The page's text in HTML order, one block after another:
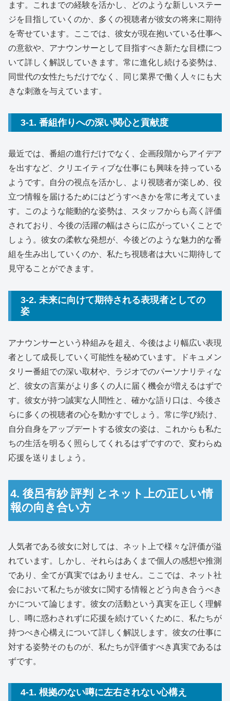
ます。これまでの経験を活かし、どのような新しいステー
ジを目指していくのか、多くの視聴者が彼女の将来に期待
を寄せています。ここでは、彼女が現在抱いている仕事へ
の意欲や、アナウンサーとして目指すべき新たな目標につ
いて詳しく解説していきます。常に進化し続ける姿勢は、
同世代の女性たちだけでなく、同じ業界で働く人々にも大
きな刺激を与えています。
3-1. 番組作りへの深い関心と貢献度
最近では、番組の進行だけでなく、企画段階からアイデア
を出すなど、クリエイティブな仕事にも興味を持っている
ようです。自分の視点を活かし、より視聴者が楽しめ、役
立つ情報を届けるためにはどうすべきかを常に考えていま
す。このような能動的な姿勢は、スタッフからも高く評価
されており、今後の活躍の幅はさらに広がっていくことで
しょう。彼女の柔軟な発想が、今後どのような魅力的な番
組を生み出していくのか、私たち視聴者は大いに期待して
見守ることができます。
3-2. 未来に向けて期待される表現者としての
姿
アナウンサーという枠組みを超え、今後はより幅広い表現
者として成長していく可能性を秘めています。ドキュメン
タリー番組での深い取材や、ラジオでのパーソナリティな
ど、彼女の言葉がより多くの人に届く機会が増えるはずで
す。彼女が持つ誠実な人間性と、確かな語り口は、今後さ
らに多くの視聴者の心を動かすでしょう。常に学び続け、
自分自身をアップデートする彼女の姿は、これからも私た
ちの生活を明るく照らしてくれるはずですので、変わらぬ
応援を送りましょう。
4. 後呂有紗 評判 とネット上の正しい情
報の向き合い方
人気者である彼女に対しては、ネット上で様々な評価が溢
れています。しかし、それらはあくまで個人の感想や推測
であり、全てが真実ではありません。ここでは、ネット社
会において私たちが彼女に関する情報とどう向き合うべき
かについて論じます。彼女の活動という真実を正しく理解
し、噂に惑わされずに応援を続けていくために、私たちが
持つべき心構えについて詳しく解説します。彼女の仕事に
対する姿勢そのものが、私たちが評価すべき真実であるは
ずです。
4-1. 根拠のない噂に左右されない心構え